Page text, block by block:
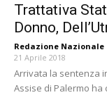
Trattativa
Donno,
Redazione Nazionale
21 Aprile 2018
Arrivata la sentenza
Assise di Palermo